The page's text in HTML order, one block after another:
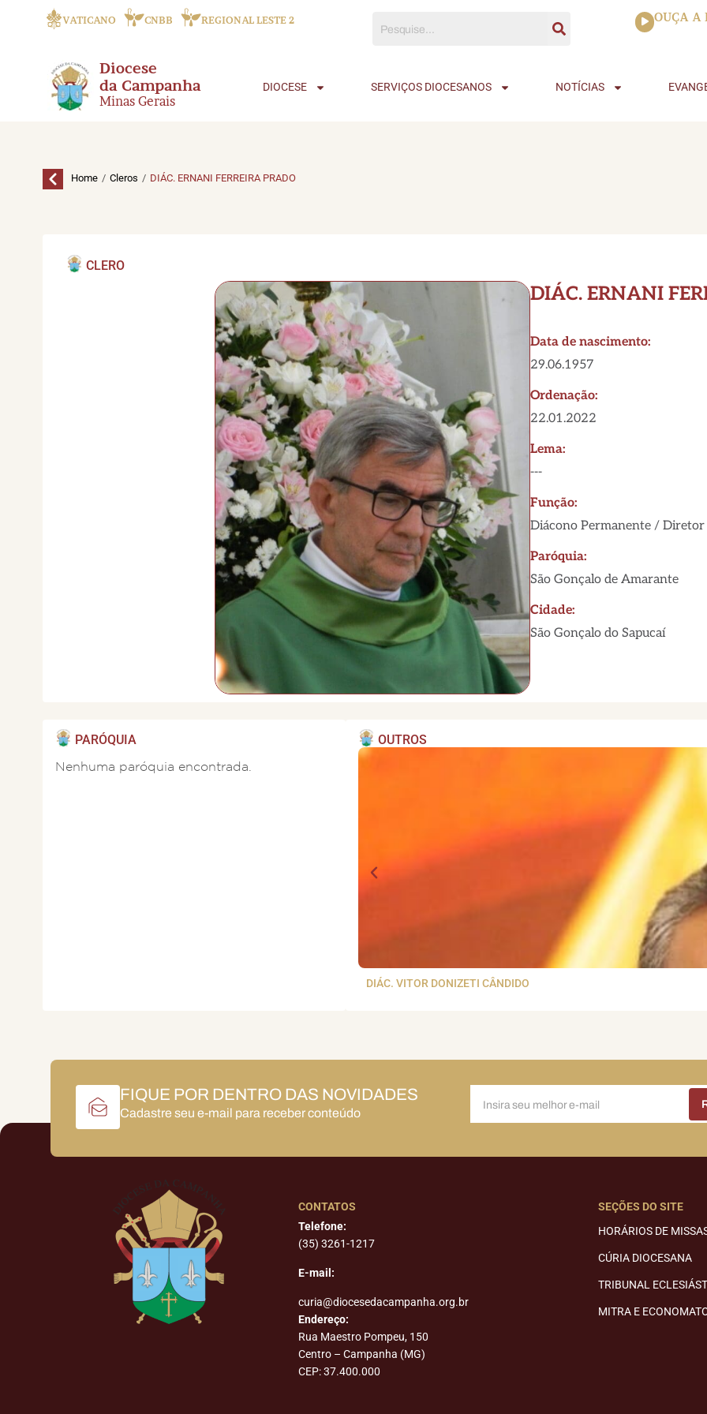
VATICANO CNBB REGIONAL LESTE 2
Tocador
de
OUÇA A
Diocese
da Campanha
Minas Gerais
DIOCESE SERVIÇOS DIOCESANOS NOTÍCIAS
Home / Cleros / DIÁC. ERNANI FERREIRA PRADO
CLERO
DIÁC. ERNANI
Data de nascimento:
29.06.1957
Ordenação:
22.01.2022
Lema:
---
Função:
Diácono Permanente / Diretor
Paróquia:
São Gonçalo de Amarante
Cidade:
São Gonçalo do Sapucaí
PARÓQUIA
Nenhuma paróquia encontrada.
OUTROS
DIÁC. VITOR DONIZETI CÂNDIDO
FIQUE POR DENTRO DAS NOVIDADES
Cadastre seu e-mail para receber conteúdo
CONTATOS
Telefone:
(35) 3261-1217
E-mail:
curia@diocesedacampanha.org.br
Endereço:
Rua Maestro Pompeu, 150
Centro – Campanha (MG)
CEP: 37.400.000
SEÇÕES DO SITE
HORÁRIOS DE
CÚRIA DIOCESANA
TRIBUNAL
MITRA E